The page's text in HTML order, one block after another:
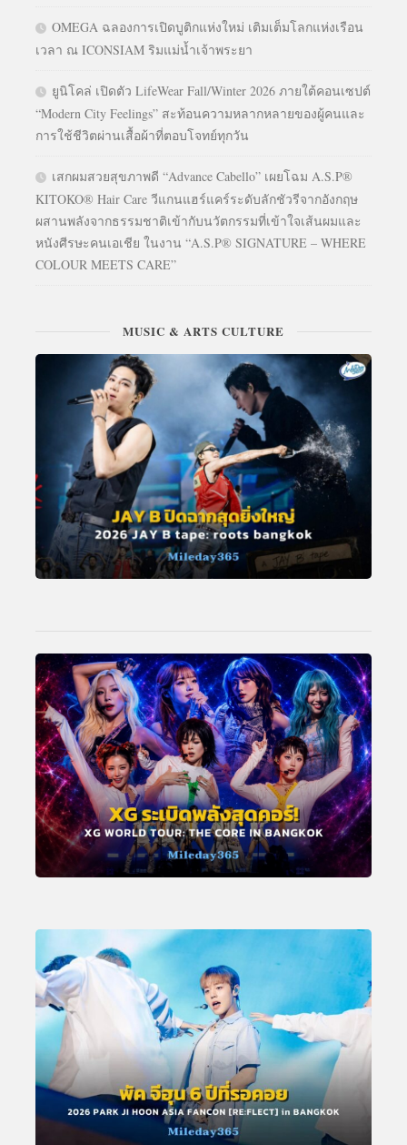
OMEGA ฉลองการเปิดบูติกแห่งใหม่ เติมเต็มโลกแห่งเรือน
เวลา ณ ICONSIAM ริมแม่น้ำเจ้าพระยา
ยูนิโคล่ เปิดตัว LifeWear Fall/Winter 2026 ภายใต้คอนเซปต์
“Modern City Feelings” สะท้อนความหลากหลายของผู้คนและ
การใช้ชีวิตผ่านเสื้อผ้าที่ตอบโจทย์ทุกวัน
เสกผมสวยสุขภาพดี “Advance Cabello” เผยโฉม A.S.P®
KITOKO® Hair Care วีแกนแฮร์แคร์ระดับลักชัวรีจากอังกฤษ
ผสานพลังจากธรรมชาติเข้ากับนวัตกรรมที่เข้าใจเส้นผมและ
หนังศีรษะคนเอเชีย ในงาน “A.S.P® SIGNATURE – WHERE
COLOUR MEETS CARE”
MUSIC & ARTS CULTURE